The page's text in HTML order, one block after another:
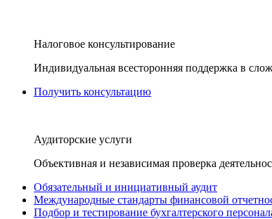
Налоговое консультирование
Индивидуальная всесторонняя поддержка в
Получить консультацию
Аудиторские услуги
Объективная и независимая проверка
Обязательный и инициативный аудит
Международные стандарты финансовой
Подбор и тестирование бухгалтерского